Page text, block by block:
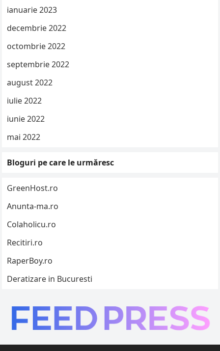
ianuarie 2023
decembrie 2022
octombrie 2022
septembrie 2022
august 2022
iulie 2022
iunie 2022
mai 2022
Bloguri pe care le urmăresc
GreenHost.ro
Anunta-ma.ro
Colaholicu.ro
Recitiri.ro
RaperBoy.ro
Deratizare in Bucuresti